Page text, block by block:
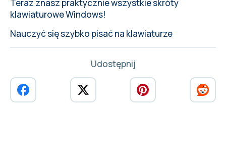
Teraz znasz praktycznie wszystkie skróty
klawiaturowe Windows!
Nauczyć się szybko pisać na klawiaturze
Udostępnij